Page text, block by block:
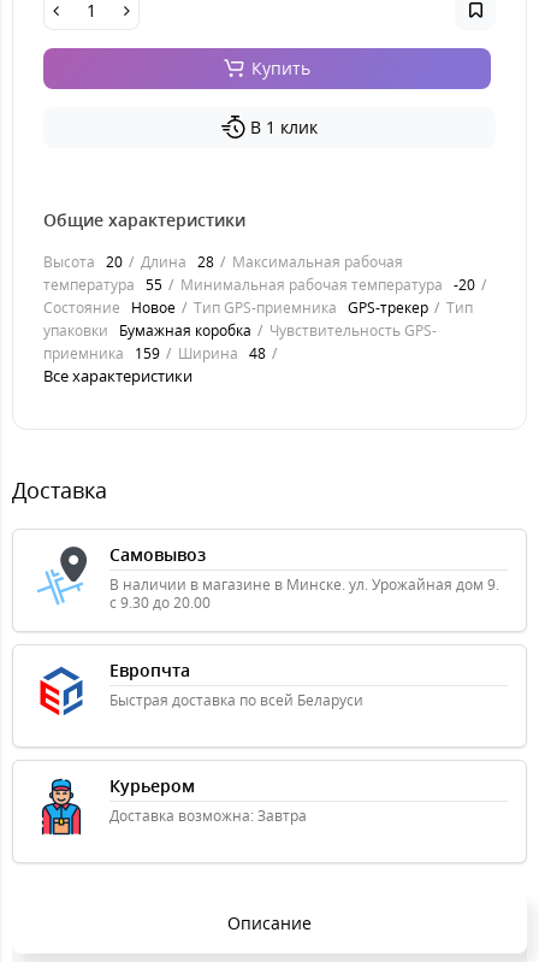
Купить
В 1 клик
Общие характеристики
Высота 20 Длина 28
Максимальная рабочая
температура 55 Минимальная рабочая температура -20
Состояние
Новое Тип GPS-приемника GPS-трекер
Тип
упаковки
Бумажная коробка
Чувствительность GPS-
приемника
159 Ширина 48
Все характеристики
Доставка
Самовывоз
В наличии в магазине в Минске. ул. Урожайная дом 9.
с 9.30 до 20.00
Европчта
Быстрая доставка по всей Беларуси
Курьером
Доставка возможна: Завтра
Описание